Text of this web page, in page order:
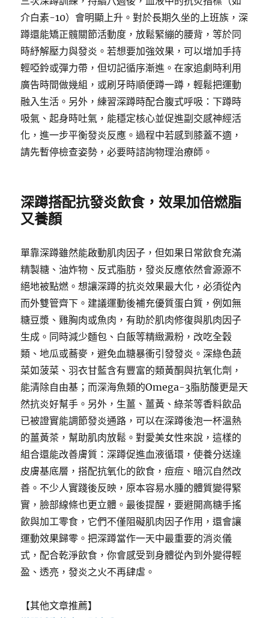
介白素-10）會明顯上升。對於長期久坐的上班族，深
蹲還能矯正髖關節活動度，放鬆緊繃的腰背，等於同
時紓解壓力與發炎。若想要加強效果，可以增加手持
輕啞鈴或彈力帶，但切記循序漸進。在家追劇時利用
廣告時間做幾組，或刷牙時順便蹲一蹲，輕鬆把運動
融入生活。另外，練習深蹲時配合腹式呼吸：下蹲時
吸氣、起身時吐氣，能穩定核心並促進副交感神經活
化，進一步平衡發炎反應。過程中若感到膝蓋不適，
請先暫停檢查姿勢，必要時諮詢物理治療師。
深蹲搭配抗發炎飲食，效果加倍燃脂
又養顏
單靠深蹲雖然能啟動肌肉因子，但如果日常飲食充滿
精製糖、油炸物、反式脂肪，發炎反應依然會源源不
絕地被點燃。想讓深蹲的抗炎效果最大化，必須從內
而外雙管齊下。建議運動後補充優質蛋白質，例如無
糖豆漿、雞胸肉或魚肉，有助於肌肉修復與肌肉因子
生成。同時減少麵包、白飯等精緻澱粉，改吃全穀
類、地瓜或蕎麥，避免血糖暴衝引發發炎。深綠色蔬
菜如菠菜、羽衣甘藍含有豐富的類黃酮與抗氧化劑，
能清除自由基；而深海魚類的Omega-3脂肪酸更是天
然抗炎好幫手。另外，生薑、薑黃、綠茶等香料飲品
已被證實能調節發炎通路，可以在深蹲後泡一杯溫熱
的薑黃茶，幫助肌肉放鬆。對愛美女性來說，這樣的
組合還能改善膚質：深蹲促進血液循環，使養分送達
皮膚基底層，搭配抗氧化的飲食，痘痘、暗沉自然改
善。不少人實踐後反映，原本容易水腫的體質變得緊
實，臉部線條也更立體。最後提醒，要避開高糖手搖
飲與加工零食，它們不僅阻礙肌肉因子作用，還會讓
運動效果歸零。把深蹲當作一天中最重要的消炎儀
式，配合乾淨飲食，你會感受到身體從內到外變得輕
盈、透亮，發炎之火不再肆虐。
【其他文章推薦】